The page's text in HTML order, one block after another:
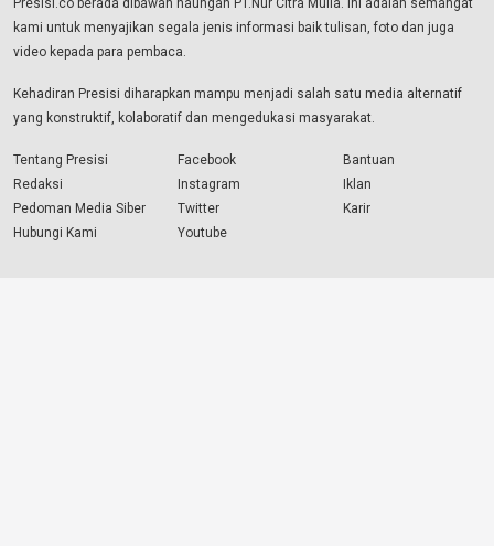
Presisi.co berada dibawah naungan PT.Nur Citra Mulia. Ini adalah semangat
kami untuk menyajikan segala jenis informasi baik tulisan, foto dan juga
video kepada para pembaca.
Kehadiran Presisi diharapkan mampu menjadi salah satu media alternatif
yang konstruktif, kolaboratif dan mengedukasi masyarakat.
Tentang Presisi
Redaksi
Pedoman Media Siber
Hubungi Kami
Facebook
Instagram
Twitter
Youtube
Bantuan
Iklan
Karir